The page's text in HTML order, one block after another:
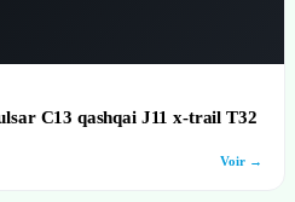
C13 qashqai J11 x-trail T32
Voir →